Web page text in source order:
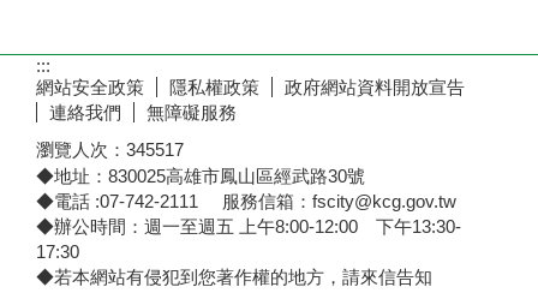
:::
網站安全政策
隱私權政策
政府網站資料開放宣告
連絡我們
無障礙服務
瀏覽人次： 345517
◆地址：830025高雄市鳳山區經武路30號
◆電話 :07-742-2111 服務信箱：fscity@kcg.gov.tw
◆辦公時間：週一至週五 上午8:00-12:00 下午13:30-
17:30
◆若本網站有侵犯到您著作權的地方，請來信告知